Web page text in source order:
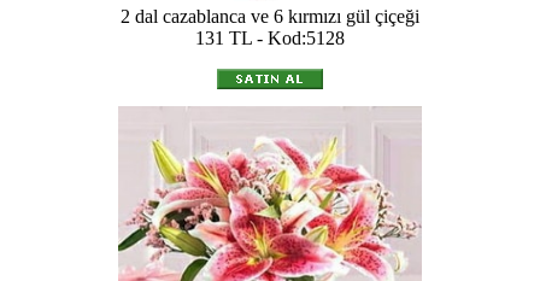
2 dal cazablanca ve 6 kırmızı gül çiçeği
131 TL - Kod:5128